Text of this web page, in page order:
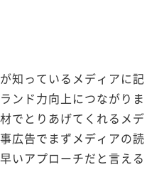
知っているメディアに記
ンド力向上につながりま
でとりあげてくれるメデ
広告でまずメディアの読
いアプローチだと言える